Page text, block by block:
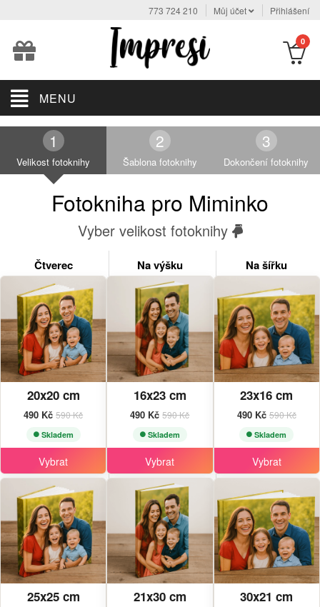
773 724 210 Můj účet Přihlášení
0
MENU
Velikost fotoknihy Šablona fotoknihy Dokončení fotoknihy
Fotokniha pro Miminko
Vyber velikost fotoknihy
Čtverec
20x20 cm
490 Kč590 Kč
Skladem
Vybrat
25x25 cm
Na výšku
16x23 cm
490 Kč590 Kč
Skladem
Vybrat
21x30 cm
Na šířku
23x16 cm
490 Kč 590 Kč
Skladem
Vybrat
30x21 cm